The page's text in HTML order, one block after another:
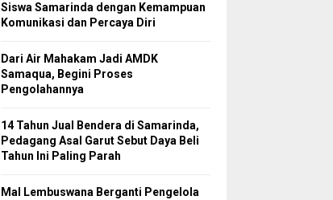
Siswa Samarinda dengan Kemampuan
Komunikasi dan Percaya Diri
Dari Air Mahakam Jadi AMDK
Samaqua, Begini Proses
Pengolahannya
14 Tahun Jual Bendera di Samarinda,
Pedagang Asal Garut Sebut Daya Beli
Tahun Ini Paling Parah
Mal Lembuswana Berganti Pengelola